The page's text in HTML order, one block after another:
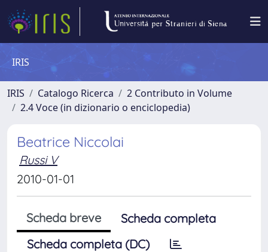
IRIS
IRIS Catalogo Ricerca
2 Contributo in Volume
2.4 Voce (in dizionario o enciclopedia)
Beatrice Niccolai
Russi V
2010-01-01
Scheda breve
Scheda completa
Scheda completa (DC)